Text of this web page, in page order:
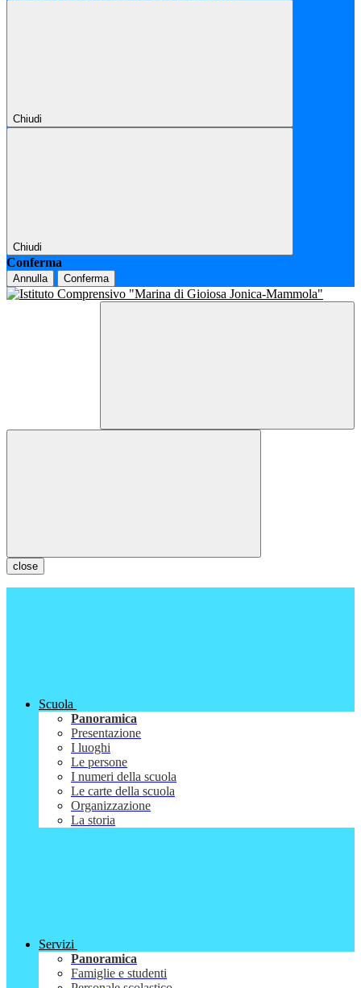
Chiudi
Chiudi
Conferma
Annulla Conferma
close
Scuola
Panoramica
Presentazione
I luoghi
Le persone
I numeri della scuola
Le carte della scuola
Organizzazione
La storia
Servizi
Panoramica
Famiglie e studenti